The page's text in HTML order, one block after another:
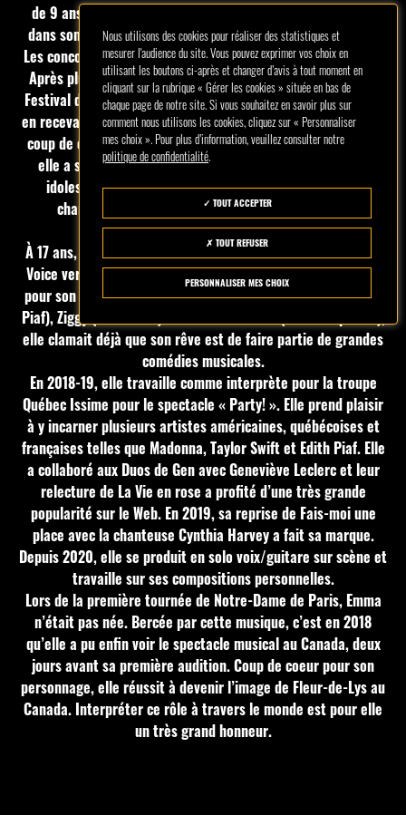
de 9 ans, elle s’applique à parfaire sa formation musicale
dans son parcours scolaire et auprès de plusieurs maîtres.
Les concours de chant au Québec, Canada, furent nombreux.
Après plusieurs premières places, elle s’est démarquée au
Festival de la chanson de Saint-Ambroise comme interprète
en recevant le prix coup de coeur des juges et ensuite le prix
coup de coeur du public toutes catégories. Pour y parvenir,
elle a souvent choisi de chanter les textes d’une de ses
idoles, Luc Plamondon. En 2021, elle remporte le prix
charisme sur scène, cette fois-ci comme autrice-
compositrice-interprète.
À 17 ans, elle a gagné le coeur des 4 coachs à La Voix 6 (The
Voice version québécoise) et elle choisit Garou. Remarquée
pour son interprétation unique et théâtrale de Milord (Edith
Piaf), Ziggy (Starmania) et Le columbarium (Pierre Lapointe),
elle clamait déjà que son rêve est de faire partie de grandes
comédies musicales.
En 2018-19, elle travaille comme interprète pour la troupe
Québec Issime pour le spectacle « Party! ». Elle prend plaisir
à y incarner plusieurs artistes américaines, québécoises et
françaises telles que Madonna, Taylor Swift et Edith Piaf. Elle
a collaboré aux Duos de Gen avec Geneviève Leclerc et leur
relecture de La Vie en rose a profité d’une très grande
popularité sur le Web. En 2019, sa reprise de Fais-moi une
place avec la chanteuse Cynthia Harvey a fait sa marque.
Depuis 2020, elle se produit en solo voix/guitare sur scène et
travaille sur ses compositions personnelles.
Lors de la première tournée de Notre-Dame de Paris, Emma
n’était pas née. Bercée par cette musique, c’est en 2018
qu’elle a pu enfin voir le spectacle musical au Canada, deux
jours avant sa première audition. Coup de coeur pour son
personnage, elle réussit à devenir l’image de Fleur-de-Lys au
Canada. Interpréter ce rôle à travers le monde est pour elle
un très grand honneur.
Nous utilisons des cookies pour réaliser des statistiques et
mesurer l'audience du site. Vous pouvez exprimer vos choix en
utilisant les boutons ci-après et changer d’avis à tout moment en
cliquant sur la rubrique « Gérer les cookies » située en bas de
chaque page de notre site. Si vous souhaitez en savoir plus sur
comment nous utilisons les cookies, cliquez sur « Personnaliser
mes choix ». Pour plus d’information, veuillez consulter notre
politique de confidentialité.
TOUT ACCEPTER
TOUT REFUSER
PERSONNALISER MES CHOIX